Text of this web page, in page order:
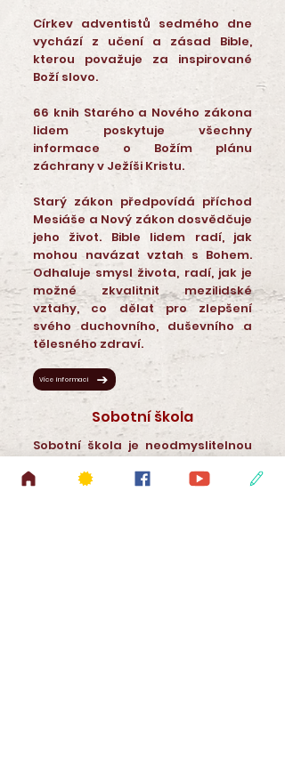
Církev adventistů sedmého dne
vychází z učení a zásad Bible,
kterou považuje za inspirované
Boží slovo.
66 knih Starého a Nového zákona
lidem poskytuje všechny
informace o Božím plánu
záchrany v Ježíši Kristu.
Starý zákon předpovídá příchod
Mesiáše a Nový zákon dosvědčuje
jeho život. Bible lidem radí, jak
mohou navázat vztah s Bohem.
Odhaluje smysl života, radí, jak je
možné zkvalitnit mezilidské
vztahy, co dělat pro zlepšení
svého duchovního, duševního a
tělesného zdraví.
Více informací
Sobotní škola
Sobotní škola je neodmyslitelnou
shromáždění Církve adventistů